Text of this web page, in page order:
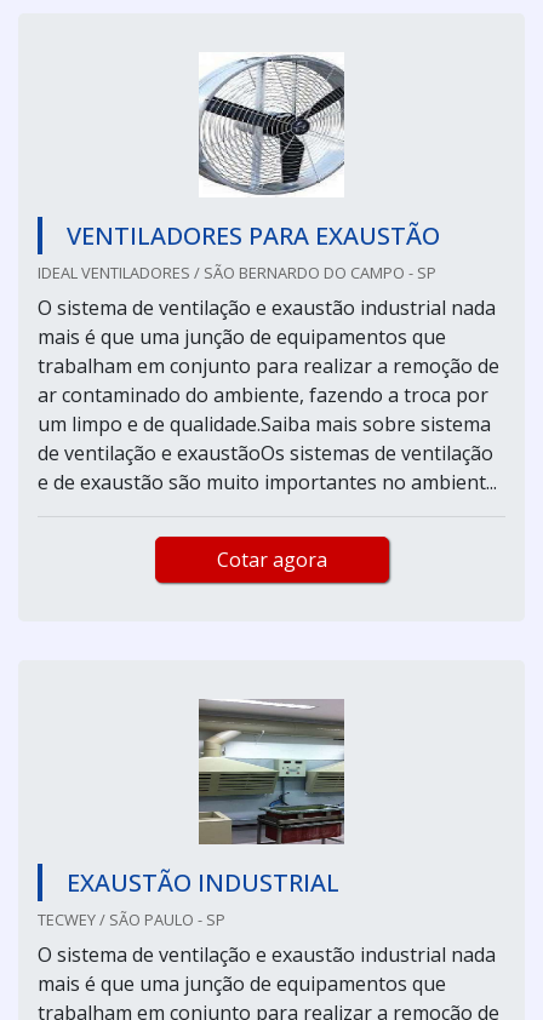
VENTILADORES PARA EXAUSTÃO
IDEAL VENTILADORES / SÃO BERNARDO DO CAMPO - SP
O sistema de ventilação e exaustão industrial nada
mais é que uma junção de equipamentos que
trabalham em conjunto para realizar a remoção de
ar contaminado do ambiente, fazendo a troca por
um limpo e de qualidade.Saiba mais sobre sistema
de ventilação e exaustãoOs sistemas de ventilação
e de exaustão são muito importantes no ambient...
Cotar agora
EXAUSTÃO INDUSTRIAL
TECWEY / SÃO PAULO - SP
O sistema de ventilação e exaustão industrial nada
mais é que uma junção de equipamentos que
trabalham em conjunto para realizar a remoção de